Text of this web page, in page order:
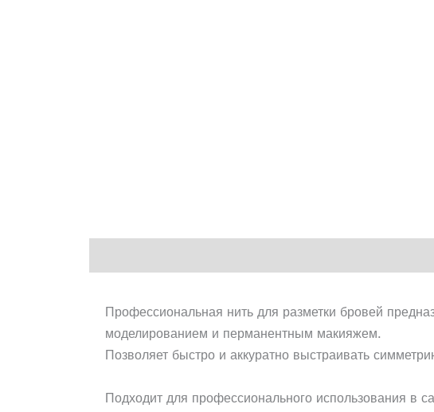
Профессиональная нить для разметки бровей
моделированием и перманентным макияжем.
Позволяет быстро и аккуратно выстраивать
Подходит для профессионального использования в